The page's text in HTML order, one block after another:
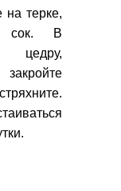
на терке,
сок. В
цедру,